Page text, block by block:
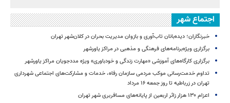
اجتماع شهر
خبرنگاران؛ دیده‌بانان تاب‌آوری و بازوان مدیریت بحران در کلان‌شهر تهران
برگزاری ویژه‌برنامه‌های فرهنگی و مذهبی در مراکز یاورشهر
برگزاری کارگاه‌های آموزشی «مهارت زندگی و خودباوری» ویژه مددجویان مراکز یاورشهر
تداوم خدمت‌رسانی موکب مردمی سازمان رفاه، خدمات و مشارکت‌های اجتماعی شهرداری
تهران در زرباطیه تا روز جمعه ۱۶ مرداد
اعزام ۱۳۰ هزار زائر اربعین از پایانه‌های مسافربری شهر تهران